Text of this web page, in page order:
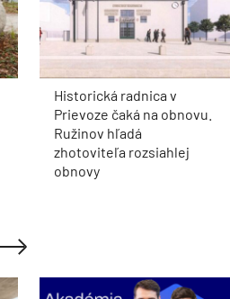
Historická radnica v
Prievoze čaká na obnovu.
Ružinov hľadá
zhotoviteľa rozsiahlej
obnovy